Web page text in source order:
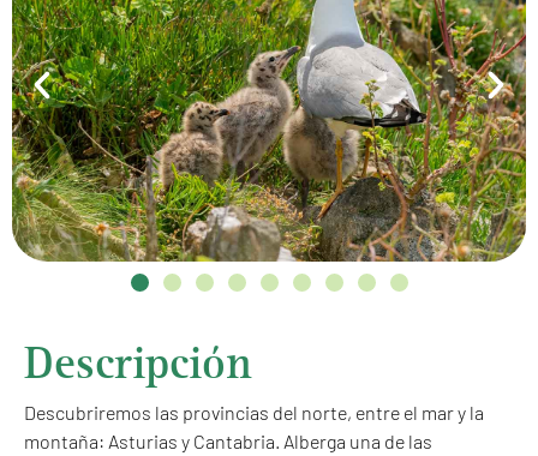
Descripción
Descubriremos las provincias del norte, entre el mar y la
montaña: Asturias y Cantabria. Alberga una de las